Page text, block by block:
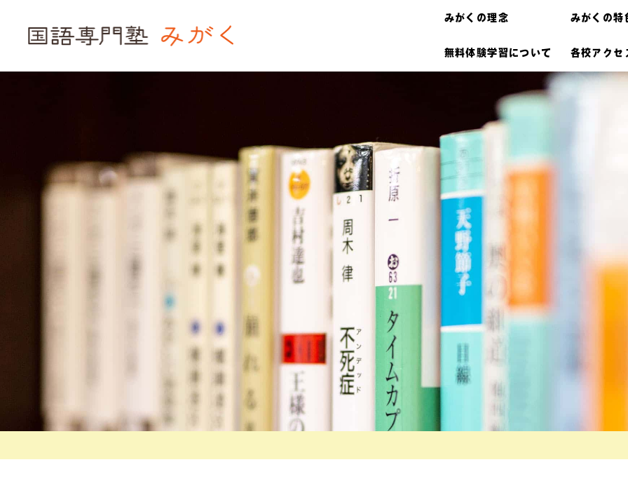
みがくの理念 みがくの特
無料体験学習について 各校アクセ